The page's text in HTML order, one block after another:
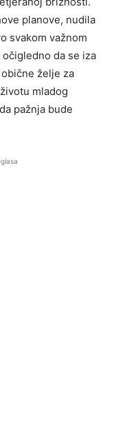
planove, nudila
svakom važnom
da se iza
želje za
mladog
pažnja bude